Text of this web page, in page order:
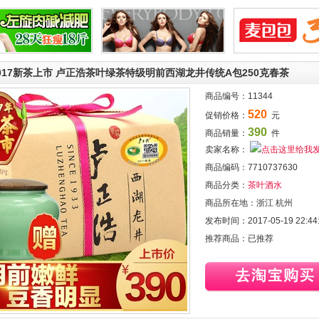
新茶上市 卢正浩茶叶绿茶特级明前西湖龙井传统A包250克春茶
商品编号： 11344
促销价格： 520 元
商品销量： 390 件
卖家名称：
商品编码： 7710737630
商品分类： 茶叶酒水
商品所在地： 浙江 杭州
发布时间： 2017-05-19
推荐商品： 已推荐